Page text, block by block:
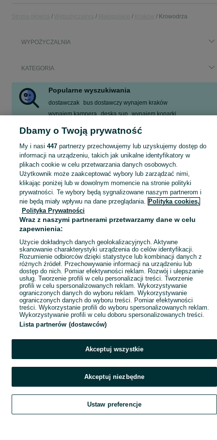
Krowodrza
WYPOŻYCZALNIA
KATEGORIA
Popularne wyszukiwania
dostawczak
bus dostawczy wynajem kraków
wynajem kampera deska sup wynajem koparki
Skorzystaj z największego serwisu ogłoszeniowego - Kraków i okolice! - kupuj lub sprzedawaj jeszcze wygodniej w kategorii Wypożyczalnia!
Mapa kategorii
Mapa miejscowości
Mapa ministron
Popularne wyszukiwania
Szukaj Obserwujesz Dodaj Czat Konto
Dbamy o Twoją prywatność
My i nasi 447partnerzy przechowujemy lub uzyskujemy dostęp do
informacji na urządzeniu, takich jak unikalne identyfikatory w
plikach cookie w celu przetwarzania danych osobowych.
Użytkownik może zaakceptować wybory lub zarządzać nimi,
klikając poniżej lub w dowolnym momencie na stronie polityki
prywatności. Te wybory będą sygnalizowane naszym partnerom i
nie będą miały wpływu na dane przeglądania. Polityka cookies,
Polityka Prywatności
Wraz z naszymi partnerami przetwarzamy dane w celu
zapewnienia:
Użycie dokładnych danych geolokalizacyjnych. Aktywne
skanowanie charakterystyki urządzenia do celów identyfikacji.
Rozumienie odbiorców dzięki statystyce lub kombinacji danych z
różnych źródeł. Przechowywanie informacji na urządzeniu lub
dostęp do nich. Pomiar efektywności reklam. Rozwój i ulepszanie
usług. Tworzenie profili w celu personalizacji treści. Tworzenie
profili w celu spersonalizowanych reklam. Wykorzystywanie
ograniczonych danych do wyboru reklam. Wykorzystywanie
ograniczonych danych do wyboru treści. Pomiar efektywności
treści. Wykorzystanie profili do wyboru spersonalizowanych reklam.
Wykorzystywanie profili w celu doboru spersonalizowanych treści.
Lista partnerów (dostawców)
Akceptuj wszystkie
Akceptuj niezbędne
Ustaw preferencje